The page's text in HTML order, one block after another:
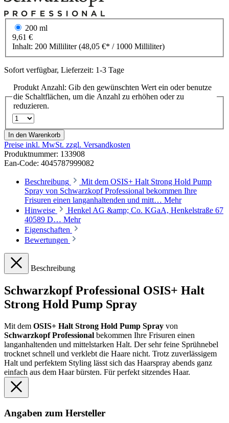
200 ml
9,61 €
Inhalt: 200 Milliliter(48,05 €* / 1000 Milliliter)
Sofort verfügbar, Lieferzeit: 1-3 Tage
Produkt Anzahl: Gib den gewünschten Wert ein oder benutze
die Schaltflächen, um die Anzahl zu erhöhen oder zu
reduzieren.
In den Warenkorb
Preise inkl. MwSt. zzgl. Versandkosten
Produktnummer: 133908
Ean-Code: 4045787999082
Beschreibung
Mit dem OSIS+ Halt Strong Hold Pump
Spray von Schwarzkopf Professional bekommen Ihre
Frisuren einen langanhaltenden und mitt… Mehr
Hinweise
Henkel AG &amp; Co. KGaA, Henkelstraße 67
40589 D… Mehr
Eigenschaften
Bewertungen
Beschreibung
Schwarzkopf Professional OSIS+ Halt
Strong Hold Pump Spray
Mit dem OSIS+ Halt Strong Hold Pump Spray von
Schwarzkopf Professional bekommen Ihre Frisuren einen
langanhaltenden und mittelstarken Halt. Der sehr feine Sprühnebel
trocknet schnell und verklebt die Haare nicht. Trotz zuverlässigem
Halt und perfektem Styling lässt sich das Haarspray abends ganz
einfach aus dem Haar bürsten. Für perfekt sitzendes Haar.
Angaben zum Hersteller